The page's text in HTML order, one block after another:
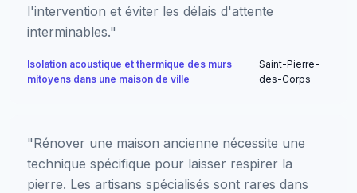
l'intervention et éviter les délais d'attente
interminables."
Isolation acoustique et thermique des murs
mitoyens dans une maison de ville
Saint-Pierre-
des-Corps
"Rénover une maison ancienne nécessite une
technique spécifique pour laisser respirer la
pierre. Les artisans spécialisés sont rares dans